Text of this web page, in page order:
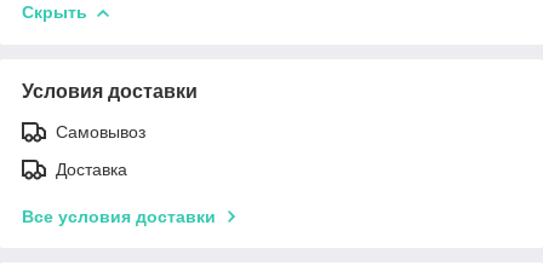
Скрыть
Условия доставки
Самовывоз
Доставка
Все условия доставки